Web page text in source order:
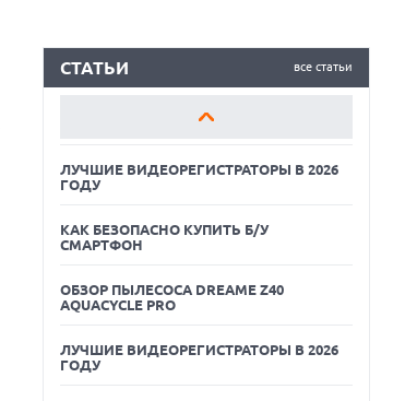
все статьи
СТАТЬИ
КАК БЕЗОПАСНО КУПИТЬ Б/У
СМАРТФОН
ОБЗОР ПЫЛЕСОСА DREAME Z40
ЛУЧШИЕ ВИДЕОРЕГИСТРАТОРЫ В 2026
ГОДУ
КАК БЕЗОПАСНО КУПИТЬ Б/У
СМАРТФОН
ОБЗОР ПЫЛЕСОСА DREAME Z40
AQUACYCLE PRO
ЛУЧШИЕ ВИДЕОРЕГИСТРАТОРЫ В 2026
ГОДУ